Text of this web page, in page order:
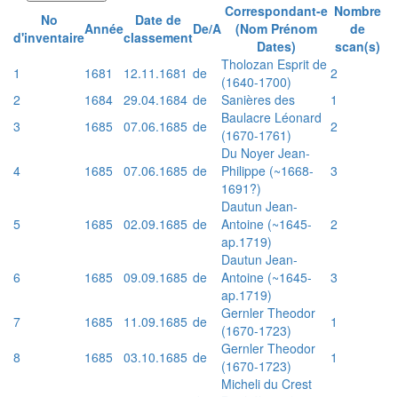
No
d'inventaireAnnée
Date de
classementDe/A
Correspondant-e
(Nom Prénom
Dates)
Nombre
de
scan(s)
1
1681 12.11.1681 de
Tholozan Esprit de
(1640-1700)
2
2
1684 29.04.1684 de Sanières des
1
3
1685 07.06.1685 de
Baulacre Léonard
(1670-1761)
2
4 1685 07.06.1685 de
Du Noyer Jean-
Philippe (~1668-
1691?)
3
5 1685 02.09.1685 de
Dautun Jean-
Antoine (~1645-
ap.1719)
2
6 1685 09.09.1685 de
Dautun Jean-
Antoine (~1645-
ap.1719)
3
7 1685 11.09.1685 de
Gernler Theodor
(1670-1723)
1
8
1685 03.10.1685 de
Gernler Theodor
(1670-1723)
1
Micheli du Crest